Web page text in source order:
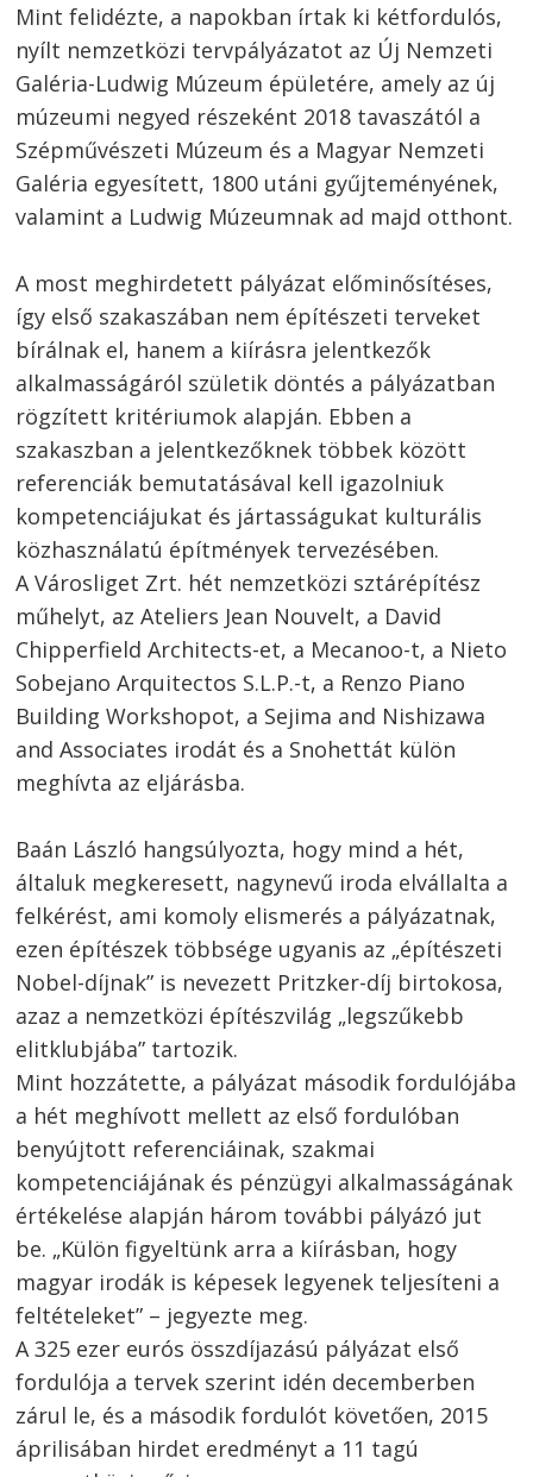
Mint felidézte, a napokban írtak ki kétfordulós,
nyílt nemzetközi tervpályázatot az Új Nemzeti
Galéria-Ludwig Múzeum épületére, amely az új
múzeumi negyed részeként 2018 tavaszától a
Szépművészeti Múzeum és a Magyar Nemzeti
Galéria egyesített, 1800 utáni gyűjteményének,
valamint a Ludwig Múzeumnak ad majd otthont.
A most meghirdetett pályázat előminősítéses,
így első szakaszában nem építészeti terveket
bírálnak el, hanem a kiírásra jelentkezők
alkalmasságáról születik döntés a pályázatban
rögzített kritériumok alapján. Ebben a
szakaszban a jelentkezőknek többek között
referenciák bemutatásával kell igazolniuk
kompetenciájukat és jártasságukat kulturális
közhasználatú építmények tervezésében.
A Városliget Zrt. hét nemzetközi sztárépítész
műhelyt, az Ateliers Jean Nouvelt, a David
Chipperfield Architects-et, a Mecanoo-t, a Nieto
Sobejano Arquitectos S.L.P.-t, a Renzo Piano
Building Workshopot, a Sejima and Nishizawa
and Associates irodát és a Snohettát külön
meghívta az eljárásba.
Baán László hangsúlyozta, hogy mind a hét,
általuk megkeresett, nagynevű iroda elvállalta a
felkérést, ami komoly elismerés a pályázatnak,
ezen építészek többsége ugyanis az „építészeti
Nobel-díjnak” is nevezett Pritzker-díj birtokosa,
azaz a nemzetközi építészvilág „legszűkebb
elitklubjába” tartozik.
Mint hozzátette, a pályázat második fordulójába
a hét meghívott mellett az első fordulóban
benyújtott referenciáinak, szakmai
kompetenciájának és pénzügyi alkalmasságának
értékelése alapján három további pályázó jut
be. „Külön figyeltünk arra a kiírásban, hogy
magyar irodák is képesek legyenek teljesíteni a
feltételeket” – jegyezte meg.
A 325 ezer eurós összdíjazású pályázat első
fordulója a tervek szerint idén decemberben
zárul le, és a második fordulót követően, 2015
áprilisában hirdet eredményt a 11 tagú
Bejegyzés
navigáció